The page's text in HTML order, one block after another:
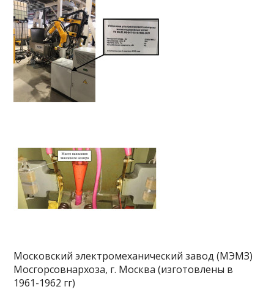
Московский электромеханический завод (МЭМЗ)
Мосгорсовнархоза, г. Москва (изготовлены в
1961-1962 гг)